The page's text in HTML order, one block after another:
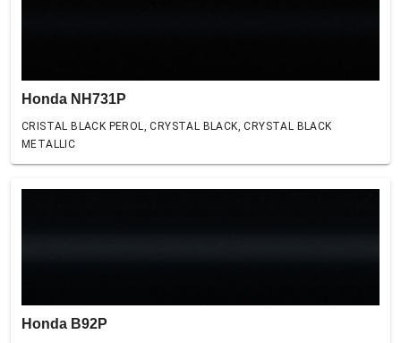
Honda NH731P
CRISTAL BLACK PEROL, CRYSTAL BLACK, CRYSTAL BLACK
METALLIC
Honda B92P